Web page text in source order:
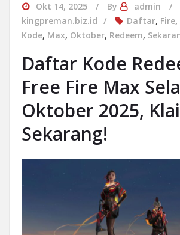
Okt 14, 2025 By
admin
kingpreman.biz.id
Daftar, Fire,
Kode, Max, Oktober, Redeem,
Daftar Kode
Free Fire Max
Oktober 2025,
Sekarang!